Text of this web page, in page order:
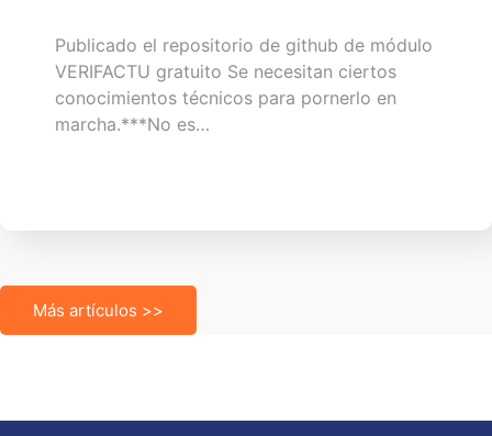
Publicado el repositorio de github de módulo
VERIFACTU gratuito Se necesitan ciertos
conocimientos técnicos para pornerlo en
marcha.***No es…
Más artículos >>